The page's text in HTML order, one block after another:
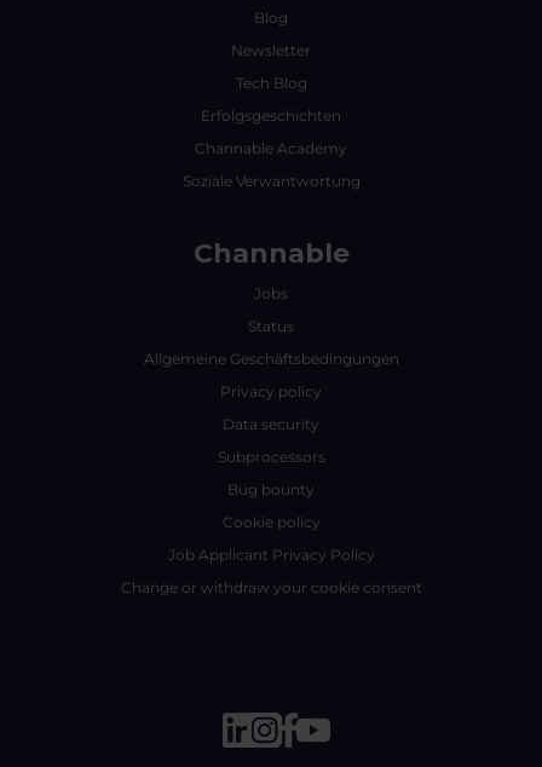
Blog
Newsletter
Tech Blog
Erfolgsgeschichten
Channable Academy
Soziale Verwantwortung
Channable
Jobs
Status
Allgemeine Geschäftsbedingungen
Privacy policy
Data security
Subprocessors
Bug bounty
Cookie policy
Job Applicant Privacy Policy
Change or withdraw your cookie consent